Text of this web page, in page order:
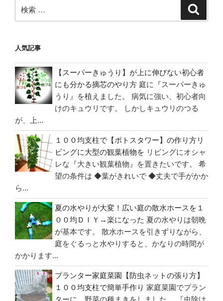
グ
ラ
ド
バ
ー
【ク
ピ
ア
Ｋ
７】
人
工
芝
生
の
代
わ
り
に
植
索:
人気記事
【スーパーきゅうり】が上に伸びない初心者
にも分かる摘芯のやり方 庭に『スーパーきゅ
うり』を植えました。 病気に強い、初心者向
けのキュウリです。 しかしキュウリのつる
が、上...
１００均支柱で【ポトスタワー】の作り方リ
ビングに大型の観葉植物を リビングにオシャ
レな『大きい観葉植物』を置きたいです。 希
望の条件は ◆葉がきれいで ◆丈夫で手がかか
ら...
夏の水やりが大変！広い庭の散水ホースを１
００均ＤＩＹ→楽になった 夏の水やりは朝晩
が基本です。 散水ホースを引きずりながら、
庭をぐるっと水やりすると、かなりの時間が
かかります...
プランター家庭菜園【防虫ネットの張り方】
１００均支柱で簡単手作り 家庭菜園でプラン